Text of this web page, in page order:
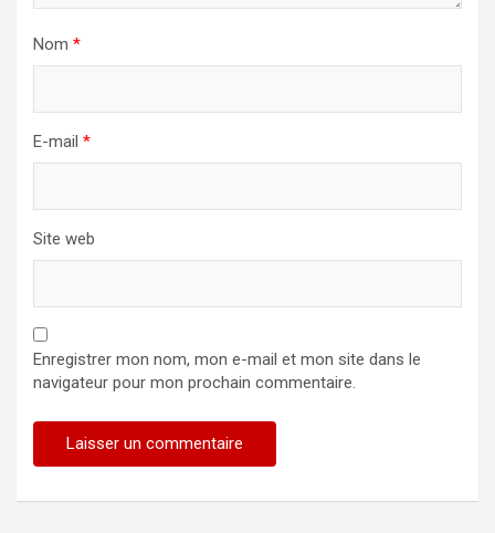
Nom *
E-mail *
Site web
Enregistrer mon nom, mon e-mail et mon site dans le
navigateur pour mon prochain commentaire.